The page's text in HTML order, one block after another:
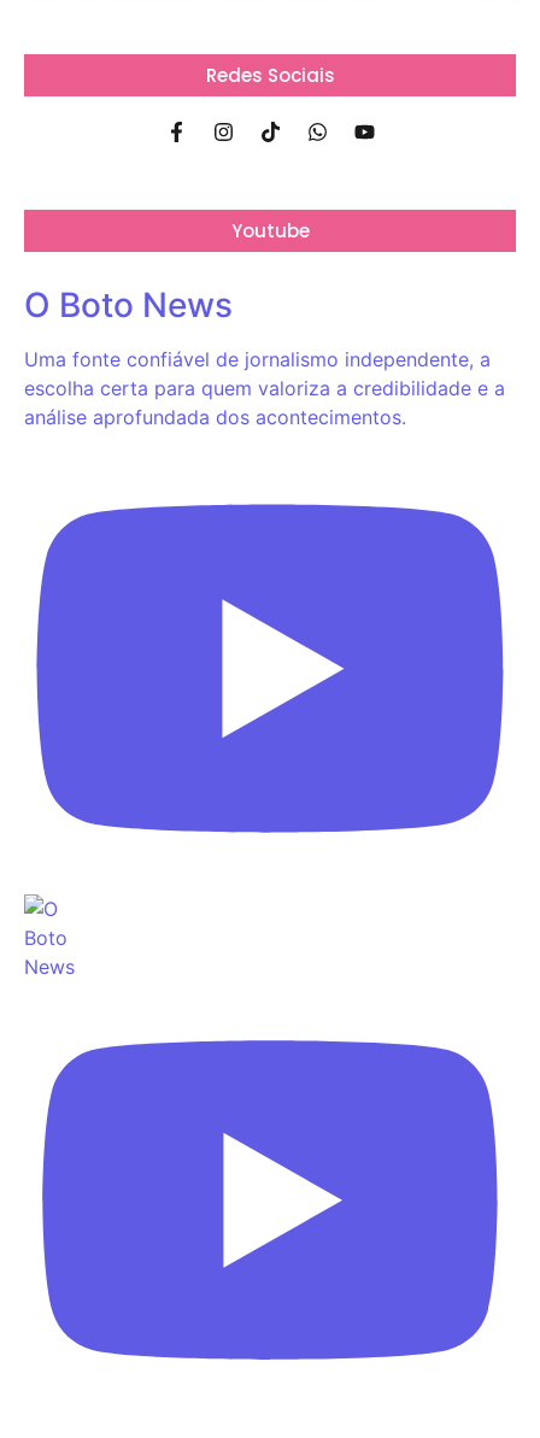
Redes Sociais
Youtube
O Boto News
Uma fonte confiável de jornalismo independente, a
escolha certa para quem valoriza a credibilidade e a
análise aprofundada dos acontecimentos.